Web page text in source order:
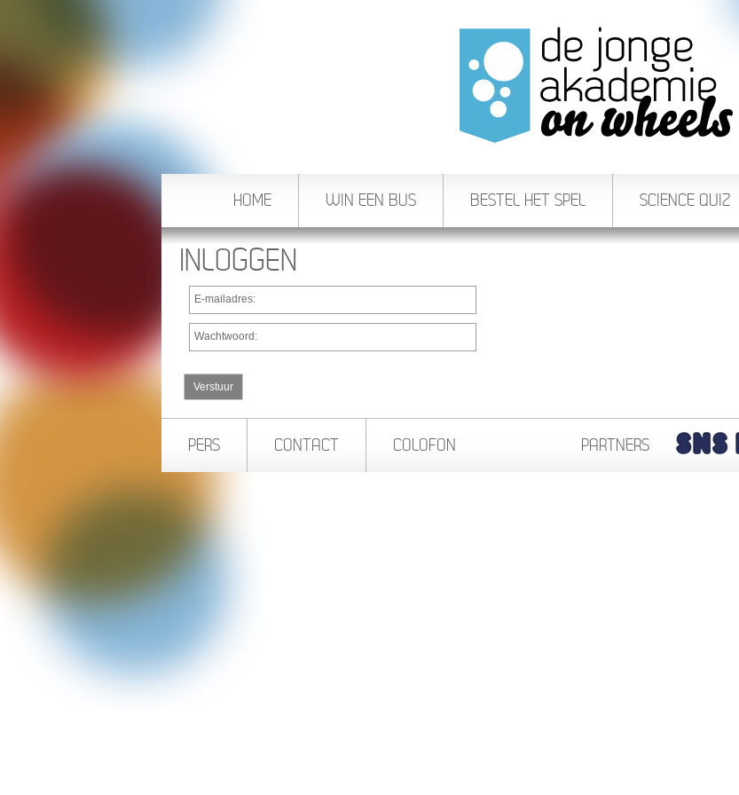
HOME WIN EEN BUS BESTEL HET SPEL SCIENCE QUIZ
INLOGGEN
E-mailadres:
Wachtwoord:
Verstuur
PERS CONTACT COLOFON PARTNERS